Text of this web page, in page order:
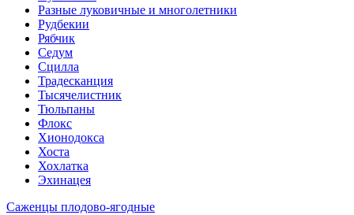
Разные луковичные и многолетники
Рудбекии
Рябчик
Седум
Сцилла
Традесканция
Тысячелистник
Тюльпаны
Флокс
Хионодокса
Хоста
Хохлатка
Эхинацея
Саженцы плодово-ягодные